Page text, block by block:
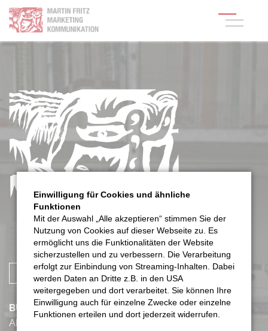
KONTAKTIEREUNS
BÜRO KARLSRUHE
Ahaweg 6-8
Einwilligung für Cookies und ähnliche
Funktionen
Mit der Auswahl „Alle akzeptieren“ stimmen Sie der
Nutzung von Cookies auf dieser Webseite zu. Es
ermöglicht uns die Funktionalitäten der Website
sicherzustellen und zu verbessern. Die Verarbeitung
erfolgt zur Einbindung von Streaming-Inhalten. Dabei
werden Daten an Dritte z.B. in den USA
weitergegeben und dort verarbeitet. Sie können Ihre
Einwilligung auch für einzelne Zwecke oder einzelne
Funktionen erteilen und dort jederzeit widerrufen.